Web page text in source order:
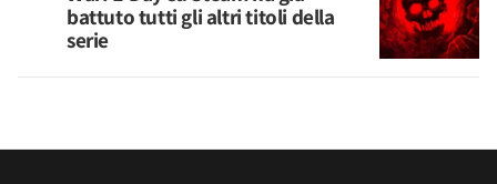
battuto tutti gli altri titoli della
serie